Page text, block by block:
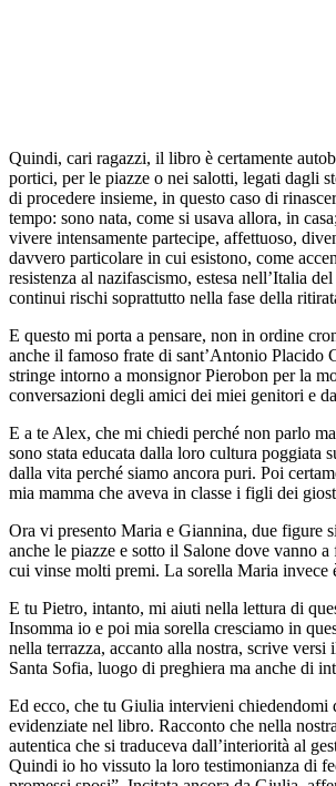
Quindi, cari ragazzi, il libro è certamente
portici, per le piazze o nei salotti, legati dagli
di procedere insieme, in questo caso di
tempo: sono nata, come si usava allora, in
vivere intensamente partecipe, affettuoso,
davvero particolare in cui esistono, come
resistenza al nazifascismo, estesa nell’Italia
continui rischi soprattutto nella fase della
E questo mi porta a pensare, non in ordine
anche il famoso frate di sant’Antonio Placido
stringe intorno a monsignor Pierobon per la
conversazioni degli amici dei miei genitori e
E a te Alex, che mi chiedi perché non parlo
sono stata educata dalla loro cultura
dalla vita perché siamo ancora puri. Poi
mia mamma che aveva in classe i figli dei
Ora vi presento Maria e Giannina, due figure
anche le piazze e sotto il Salone dove vanno
cui vinse molti premi. La sorella Maria invece
E tu Pietro, intanto, mi aiuti nella lettura di
Insomma io e poi mia sorella cresciamo in
nella terrazza, accanto alla nostra, scrive
Santa Sofia, luogo di preghiera ma anche di
Ed ecco, che tu Giulia intervieni chiedendomi
evidenziate nel libro. Racconto che nella
autentica che si traduceva dall’interiorità al
Quindi io ho vissuto la loro testimonianza di